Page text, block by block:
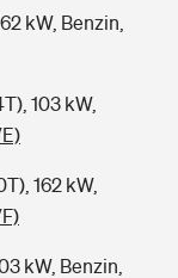
kW, Benzin,
103 kW,
162 kW,
kW, Benzin,